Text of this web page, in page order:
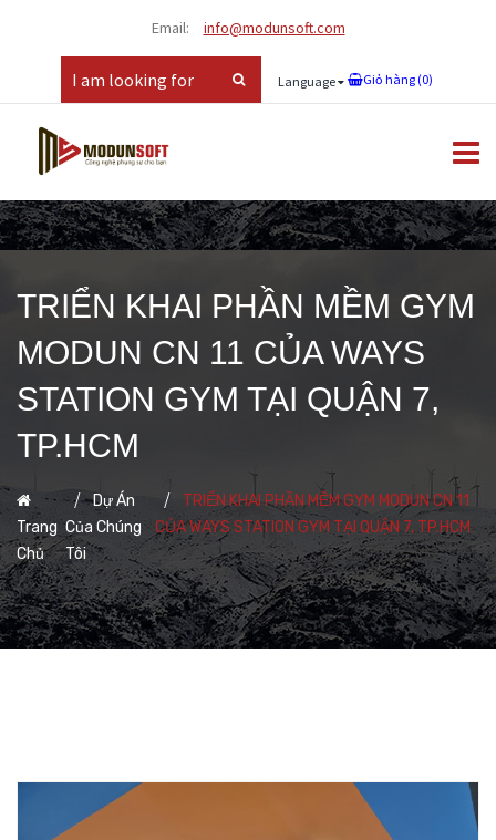
Email: info@modunsoft.com
Language Giỏ hàng (0)
TRIỂN KHAI PHẦN MỀM GYM
MODUN CN 11 CỦA WAYS
STATION GYM TẠI QUẬN 7,
TP.HCM
Trang
Chủ
Dự Án
Của Chúng
Tôi
TRIỂN KHAI PHẦN MỀM GYM MODUN CN 11
CỦA WAYS STATION GYM TẠI QUẬN 7, TP.HCM